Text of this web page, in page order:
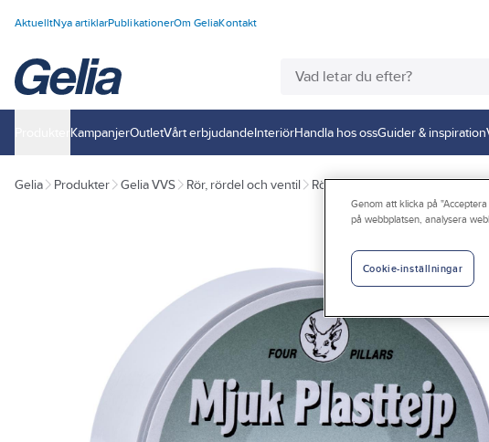
AktuelltNya artiklarPublikationerOm GeliaKontakt
KampanjerOutletVårt erbjudandeInteriörHandla hos ossGuider & inspiration
Gelia Produkter Gelia VVS Rör, rördel och ventil Rörisolering
Genom att klicka på
på webbplatsen, analysera
Cookie-inställningar